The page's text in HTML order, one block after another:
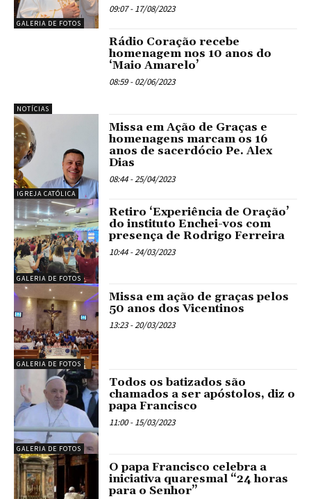
GALERIA DE FOTOS
09:07 - 17/08/2023
NOTÍCIAS
Rádio Coração recebe
homenagem nos 10 anos do
‘Maio Amarelo’
08:59 - 02/06/2023
IGREJA CATÓLICA
Missa em Ação de Graças e
homenagens marcam os 16
anos de sacerdócio Pe. Alex
Dias
08:44 - 25/04/2023
GALERIA DE FOTOS
Retiro ‘Experiência de Oração’
do instituto Enchei-vos com
presença de Rodrigo Ferreira
10:44 - 24/03/2023
GALERIA DE FOTOS
Missa em ação de graças pelos
50 anos dos Vicentinos
13:23 - 20/03/2023
GALERIA DE FOTOS
Todos os batizados são
chamados a ser apóstolos, diz o
papa Francisco
11:00 - 15/03/2023
O papa Francisco celebra a
iniciativa quaresmal “24 horas
para o Senhor”